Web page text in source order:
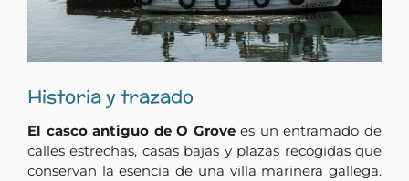
Historia y trazado
El casco antiguo de O Grovees un entramado de
calles estrechas, casas bajas y plazas recogidas que
conservan la esencia de una villa marinera gallega.